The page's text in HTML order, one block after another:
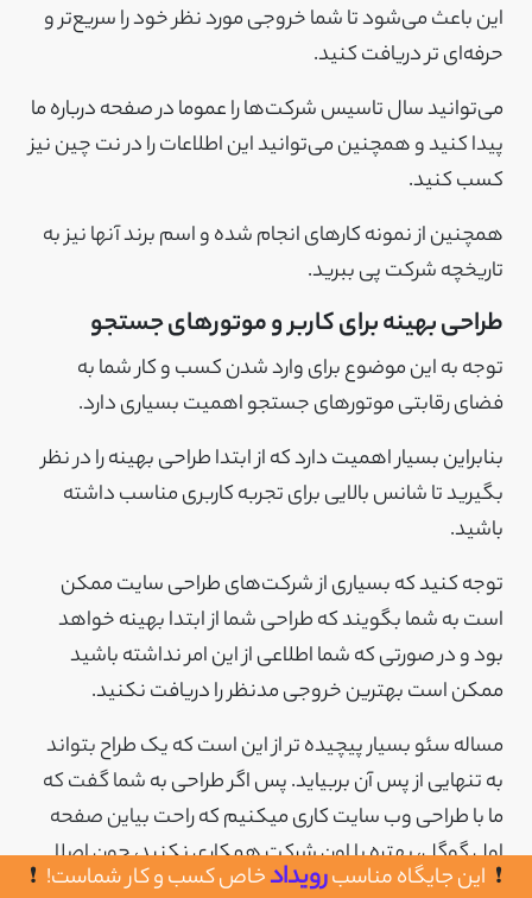
این جایگاه مناسبرویدادخاص کسب و کار شماست!
این باعث می‌شود تا شما خروجی مورد نظر خود را سریع‌تر و
حرفه‌ای تر دریافت کنید.
می‌توانید سال تاسیس شرکت‌ها را عموما در صفحه درباره ما
پیدا کنید و همچنین می‌توانید این اطلاعات را در نت چین نیز
کسب کنید.
همچنین از نمونه کارهای انجام شده و اسم برند آنها نیز به
تاریخچه شرکت پی ببرید.
طراحی بهینه برای کاربر و موتورهای جستجو
توجه به این موضوع برای وارد شدن کسب و کار شما به
فضای رقابتی موتورهای جستجو اهمیت بسیاری دارد.
بنابراین بسیار اهمیت دارد که از ابتدا طراحی بهینه را در نظر
بگیرید تا شانس بالایی برای تجربه کاربری مناسب داشته
باشید.
توجه کنید که بسیاری از شرکت‌های طراحی سایت ممکن
است به شما بگویند که طراحی شما از ابتدا بهینه خواهد
بود و در صورتی که شما اطلاعی از این امر نداشته باشید
ممکن است بهترین خروجی مدنظر را دریافت نکنید.
مساله سئو بسیار پیچیده تر از این است که یک طراح بتواند
به تنهایی از پس آن بربیاید. پس اگر طراحی به شما گفت که
ما با طراحی وب سایت کاری میکنیم که راحت بیاین صفحه
اول گوگل، بهتره با اون شرکت همکاری نکنید، چون اصلا
چنین چیزی وجود نداره!